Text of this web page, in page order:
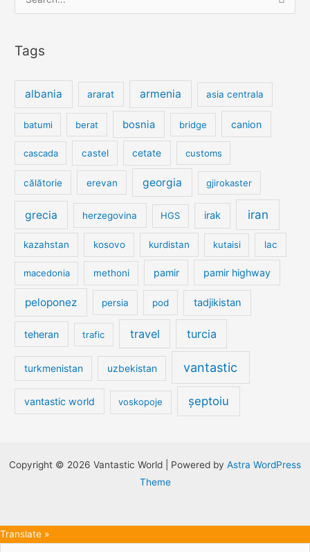
for:
Tags
albania ararat armenia asia centrala
batumi berat bosnia bridge canion
cascada castel cetate customs
călătorie erevan georgia gjirokaster
grecia herzegovina HGS irak iran
kazahstan kosovo kurdistan kutaisi lac
macedonia methoni pamir pamir highway
peloponez persia pod tadjikistan
teheran trafic travel turcia
turkmenistan uzbekistan vantastic
vantastic world voskopoje șeptoiu
Copyright © 2026 Vantastic World | Powered by Astra WordPress
Theme
Translate »